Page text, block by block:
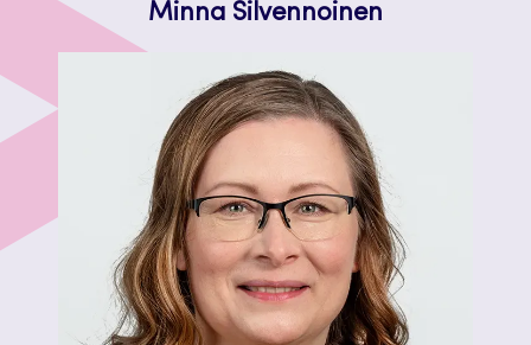
Minna Silvennoinen